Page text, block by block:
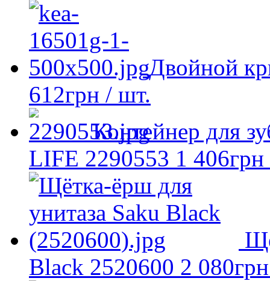
Двойной
612грн / шт.
Контейнер для
LIFE 2290553 1 406грн
Black 2520600 2 080грн